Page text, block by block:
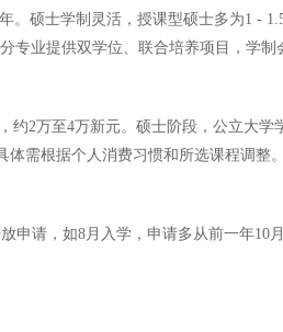
硕士学制灵活，授课型硕士多为1 -
业提供双学位、联合培养项目，学制
2万至4万新元。硕士阶段，公立大
需根据个人消费习惯和所选课程调整。
请，如8月入学，申请多从前一年